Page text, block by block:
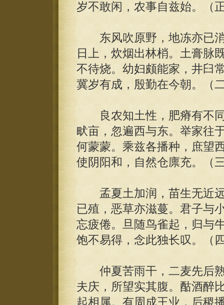
岁不敢闲，农事自兹始。（
东风吹原野，地冻亦已消
日上，炊烟出林梢。土膏脉
不待烧。幼妇颇能家，井臼
冀岁有成，殷勤在今朝。（
良农知土性，肥瘠有不同
畎亩，忽遍西与东。举家往
何蒙蒙。乘兹各播种，庶望
使阴阳和，自然仓廪充。（
孟夏土加润，苗生无近远
已殖，恶草亦滋蔓。君子与
忘疲倦。旦随鸟雀起，归与
饱不易得，念此独长叹。（
仲夏苦雨干，二麦先后熟
夫庆，所望实其腹。酤酒醉
起相属。有周成王业，后稷